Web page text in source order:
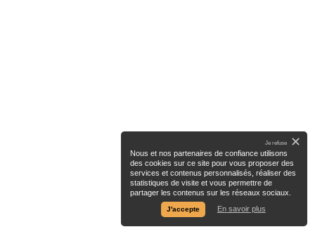
Je refuse ✕
Nous et nos partenaires de confiance utilisons
des cookies sur ce site pour vous proposer des
services et contenus personnalisés, réaliser des
statistiques de visite et vous permettre de
partager les contenus sur les réseaux sociaux.
J'accepte En savoir plus